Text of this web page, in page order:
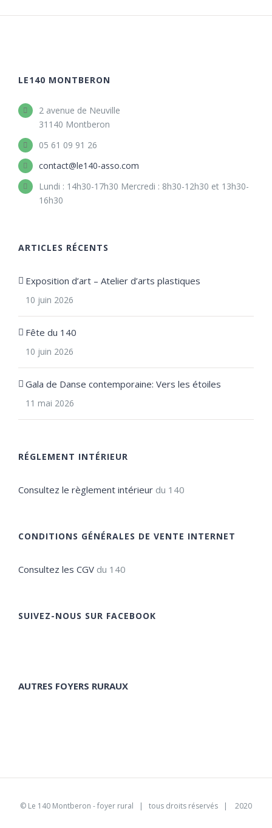
LE140 MONTBERON
2 avenue de Neuville
31140 Montberon
05 61 09 91 26
contact@le140-asso.com
Lundi : 14h30-17h30 Mercredi : 8h30-12h30 et 13h30-
16h30
ARTICLES RÉCENTS
Exposition d’art – Atelier d’arts plastiques
10 juin 2026
Fête du 140
10 juin 2026
Gala de Danse contemporaine: Vers les étoiles
11 mai 2026
RÉGLEMENT INTÉRIEUR
Consultez le règlement intérieur du 140
CONDITIONS GÉNÉRALES DE VENTE INTERNET
Consultez les CGV du 140
SUIVEZ-NOUS SUR FACEBOOK
AUTRES FOYERS RURAUX
© Le 140 Montberon - foyer rural | tous droits réservés | 2020